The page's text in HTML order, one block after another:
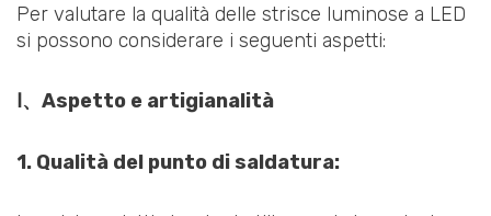
Per valutare la qualità delle strisce luminose a LED
si possono considerare i seguenti aspetti:
Ⅰ、Aspetto e artigianalità
1. Qualità del punto di saldatura: